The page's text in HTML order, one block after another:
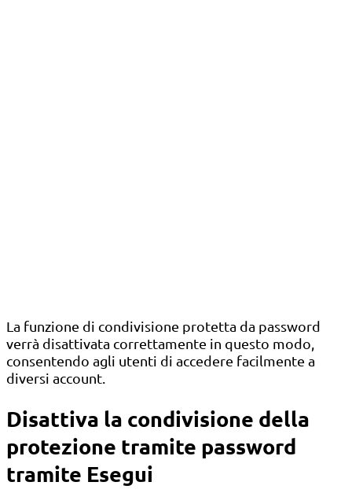
La funzione di condivisione protetta da password
verrà disattivata correttamente in questo modo,
consentendo agli utenti di accedere facilmente a
diversi account.
Disattiva la condivisione della
protezione tramite password
tramite Esegui